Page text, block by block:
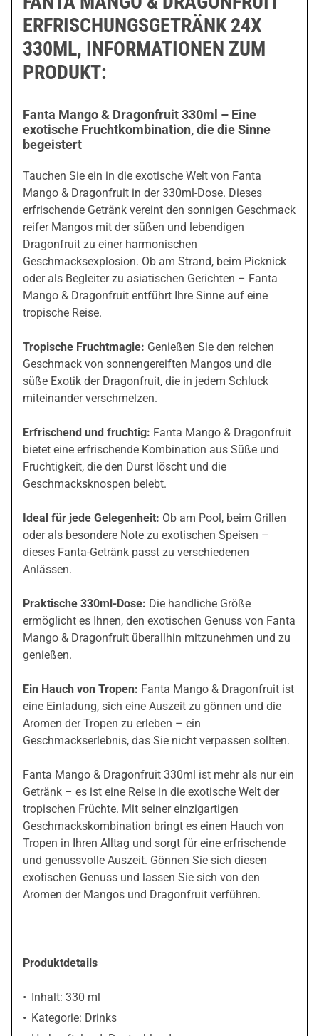
ERFRISCHUNGSGETRÄNK 24X
330ML, INFORMATIONEN ZUM
PRODUKT:
Fanta Mango & Dragonfruit 330ml – Eine
exotische Fruchtkombination, die die Sinne
begeistert
Tauchen Sie ein in die exotische Welt von Fanta
Mango & Dragonfruit in der 330ml-Dose. Dieses
erfrischende Getränk vereint den sonnigen Geschmack
reifer Mangos mit der süßen und lebendigen
Dragonfruit zu einer harmonischen
Geschmacksexplosion. Ob am Strand, beim Picknick
oder als Begleiter zu asiatischen Gerichten – Fanta
Mango & Dragonfruit entführt Ihre Sinne auf eine
tropische Reise.
Tropische Fruchtmagie: Genießen Sie den reichen
Geschmack von sonnengereiften Mangos und die
süße Exotik der Dragonfruit, die in jedem Schluck
miteinander verschmelzen.
Erfrischend und fruchtig: Fanta Mango & Dragonfruit
bietet eine erfrischende Kombination aus Süße und
Fruchtigkeit, die den Durst löscht und die
Geschmacksknospen belebt.
Ideal für jede Gelegenheit: Ob am Pool, beim Grillen
oder als besondere Note zu exotischen Speisen –
dieses Fanta-Getränk passt zu verschiedenen
Anlässen.
Praktische 330ml-Dose: Die handliche Größe
ermöglicht es Ihnen, den exotischen Genuss von Fanta
Mango & Dragonfruit überallhin mitzunehmen und zu
genießen.
Ein Hauch von Tropen: Fanta Mango & Dragonfruit ist
eine Einladung, sich eine Auszeit zu gönnen und die
Aromen der Tropen zu erleben – ein
Geschmackserlebnis, das Sie nicht verpassen sollten.
Fanta Mango & Dragonfruit 330ml ist mehr als nur ein
Getränk – es ist eine Reise in die exotische Welt der
tropischen Früchte. Mit seiner einzigartigen
Geschmackskombination bringt es einen Hauch von
Tropen in Ihren Alltag und sorgt für eine erfrischende
und genussvolle Auszeit. Gönnen Sie sich diesen
exotischen Genuss und lassen Sie sich von den
Aromen der Mangos und Dragonfruit verführen.
Produktdetails
Inhalt: 330 ml
Kategorie: Drinks